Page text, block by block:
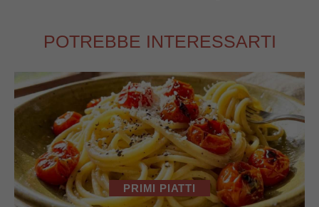
POTREBBE INTERESSARTI
PRIMI PIATTI